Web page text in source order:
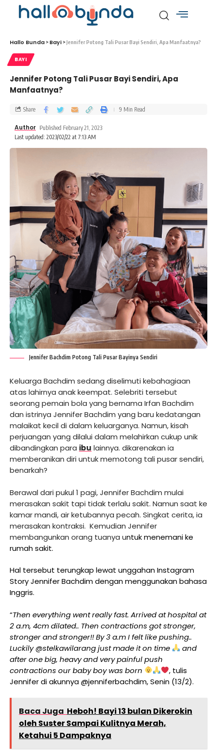
Hallo Bunda > Bayi >Jennifer Potong Tali Pusar Bayi Sendiri, Apa Manfaatnya?
BAYI
Jennifer Potong Tali Pusar Bayi Sendiri, Apa
Manfaatnya?
Last updated: 2023/02/22 at 7:13 AM
Author Published February 21, 2023
Share 9 Min Read
Jennifer Bachdim Potong Tali Pusar Bayinya Sendiri
Keluarga Bachdim sedang diselimuti kebahagiaan
atas lahirnya anak keempat. Selebriti tersebut
seorang pemain bola yang bernama Irfan Bachdim
dan istrinya Jennifer Bachdim yang baru kedatangan
malaikat kecil di dalam keluarganya. Namun, kisah
perjuangan yang dilalui dalam melahirkan cukup unik
dibandingkan para ibu lainnya. dikarenakan ia
memberanikan diri untuk memotong tali pusar sendiri,
benarkah?
Berawal dari pukul 1 pagi, Jennifer Bachdim mulai
merasakan sakit tapi tidak terlalu sakit. Namun saat ke
kamar mandi, air ketubannya pecah. Singkat cerita, ia
merasakan kontraksi. Kemudian Jennifer
membangunkan orang tuanya untuk menemani ke
rumah sakit.
Hal tersebut terungkap lewat unggahan Instagram
Story Jennifer Bachdim dengan menggunakan bahasa
Inggris.
“Then everything went really fast. Arrived at hospital at
2 a.m, 4cm dilated.. Then contractions got stronger,
stronger and stronger!! By 3 a.m I felt like pushing..
Luckily @stelkawilarang just made it on time
and
after one big, heavy and very painful push
contractions our baby boy was born
, tulis
Jennifer di akunnya @jenniferbachdim, Senin (13/2).
Baca Juga Heboh! Bayi 13 bulan Dikerokin
oleh Suster Sampai Kulitnya Merah,
Ketahui 5 Dampaknya